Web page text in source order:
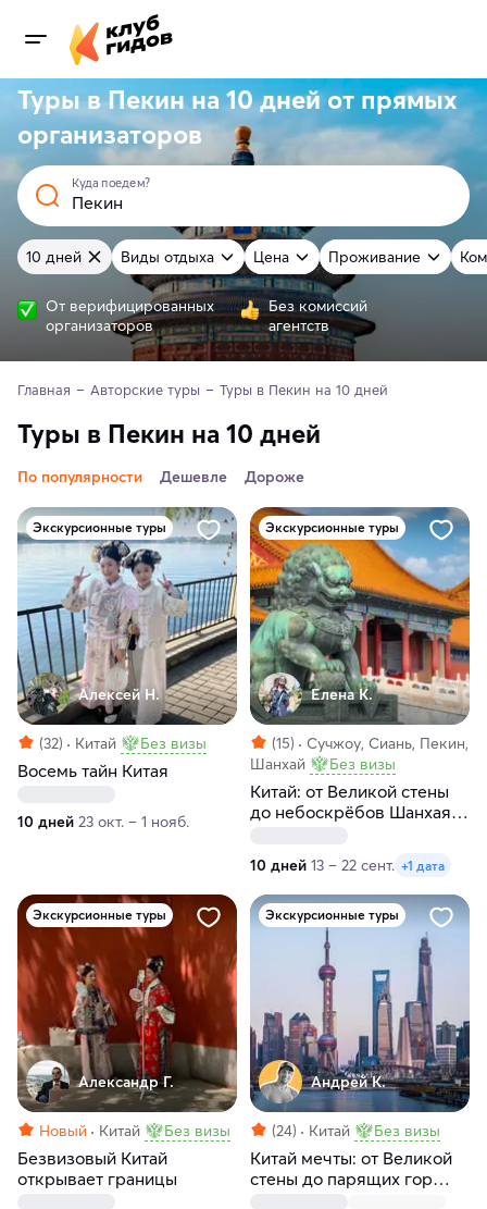
Туры в Пекин на 10 дней от прямых
организаторов
Куда поедем?
10 дней Виды отдыха Цена Проживание
От верифицированных
организаторов
Без комиссий
агентств
Главная Авторские туры Туры в Пекин на 10 дней
Туры в Пекин на 10 дней
По популярности Дешевле Дороже
Экскурсионные туры
Алексей Н.
(32) Китай Без визы
Восемь тайн Китая
10 дней 23 окт. – 1 нояб.
Экскурсионные туры
Елена К.
(15)
Сучжоу, Сиань, Пекин,
Шанхай
Без визы
Китай: от Великой стены
до небоскрёбов Шанхая и
10 дней 13 – 22 сент. +1 дата
Экскурсионные туры
Александр Г.
Новый Китай Без визы
Безвизовый Китай
открывает границы
Экскурсионные туры
Андрей К.
(24) Китай Без визы
Китай мечты: от Великой
стены до парящих гор